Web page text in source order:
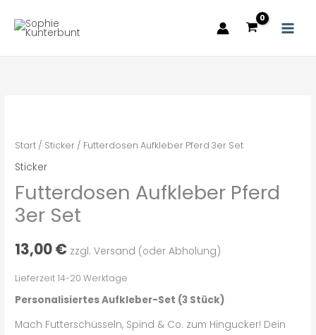
Inhalt
Start / Sticker / Futterdosen Aufkleber Pferd 3er Set
Sticker
Futterdosen Aufkleber Pferd
3er Set
13,00€ zzgl. Versand (oder Abholung)
Lieferzeit 14-20 Werktage
Personalisiertes Aufkleber-Set (3 Stück)
Mach Futterschüsseln, Spind & Co. zum Hingucker! Dein
Pferd
3er
Menge